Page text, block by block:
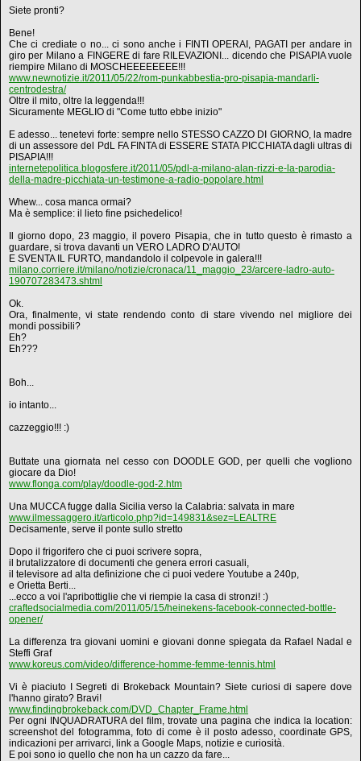
Siete pronti?
Bene!
Che ci crediate o no... ci sono anche i FINTI OPERAI, PAGATI per andare in
giro per Milano a FINGERE di fare RILEVAZIONI... dicendo che PISAPIA vuole
riempire Milano di MOSCHEEEEEEEE!!!
www.newnotizie.it/2011/05/22/rom-punkabbestia-pro-pisapia-mandarli-
centrodestra/
Oltre il mito, oltre la leggenda!!!
Sicuramente MEGLIO di "Come tutto ebbe inizio"
E adesso... tenetevi forte: sempre nello STESSO CAZZO DI GIORNO, la madre
di un assessore del PdL FA FINTA di ESSERE STATA PICCHIATA dagli ultras di
PISAPIA!!!
internetepolitica.blogosfere.it/2011/05/pdl-a-milano-alan-rizzi-e-la-parodia-
della-madre-picchiata-un-testimone-a-radio-popolare.html
Whew... cosa manca ormai?
Ma è semplice: il lieto fine psichedelico!
Il giorno dopo, 23 maggio, il povero Pisapia, che in tutto questo è rimasto a
guardare, si trova davanti un VERO LADRO D'AUTO!
E SVENTA IL FURTO, mandandolo il colpevole in galera!!!
milano.corriere.it/milano/notizie/cronaca/11_maggio_23/arcere-ladro-auto-
190707283473.shtml
Ok.
Ora, finalmente, vi state rendendo conto di stare vivendo nel migliore dei
mondi possibili?
Eh?
Eh???
Boh...
io intanto...
cazzeggio!!! :)
Buttate una giornata nel cesso con DOODLE GOD, per quelli che vogliono
giocare da Dio!
www.flonga.com/play/doodle-god-2.htm
Una MUCCA fugge dalla Sicilia verso la Calabria: salvata in mare
www.ilmessaggero.it/articolo.php?id=149831&sez=LEALTRE
Decisamente, serve il ponte sullo stretto
Dopo il frigorifero che ci puoi scrivere sopra,
il brutalizzatore di documenti che genera errori casuali,
il televisore ad alta definizione che ci puoi vedere Youtube a 240p,
e Orietta Berti...
...ecco a voi l'apribottiglie che vi riempie la casa di stronzi! :)
craftedsocialmedia.com/2011/05/15/heinekens-facebook-connected-bottle-
opener/
La differenza tra giovani uomini e giovani donne spiegata da Rafael Nadal e
Steffi Graf
www.koreus.com/video/difference-homme-femme-tennis.html
Vi è piaciuto I Segreti di Brokeback Mountain? Siete curiosi di sapere dove
l'hanno girato? Bravi!
www.findingbrokeback.com/DVD_Chapter_Frame.html
Per ogni INQUADRATURA del film, trovate una pagina che indica la location:
screenshot del fotogramma, foto di come è il posto adesso, coordinate GPS,
indicazioni per arrivarci, link a Google Maps, notizie e curiosità.
E poi sono io quello che non ha un cazzo da fare...